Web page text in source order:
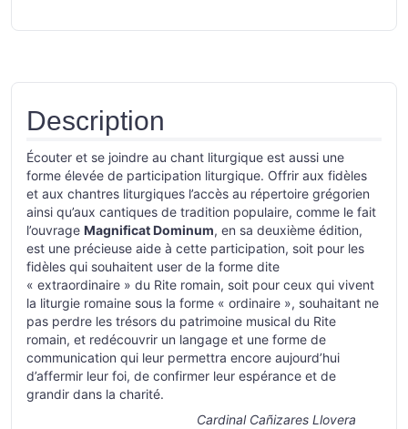
Description
Écouter et se joindre au chant liturgique est aussi une
forme élevée de participation liturgique. Offrir aux fidèles
et aux chantres liturgiques l’accès au répertoire grégorien
ainsi qu’aux cantiques de tradition populaire, comme le fait
l’ouvrage Magnificat Dominum, en sa deuxième édition,
est une précieuse aide à cette participation, soit pour les
fidèles qui souhaitent user de la forme dite
« extraordinaire » du Rite romain, soit pour ceux qui vivent
la liturgie romaine sous la forme « ordinaire », souhaitant ne
pas perdre les trésors du patrimoine musical du Rite
romain, et redécouvrir un langage et une forme de
communication qui leur permettra encore aujourd’hui
d’affermir leur foi, de confirmer leur espérance et de
grandir dans la charité.
Cardinal Cañizares Llovera